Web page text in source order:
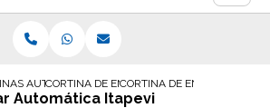
AUTOMATICAS
CORTINA DE ENROLAR AUTOMATICA
CORTINA DE ENROLAR
Automática Itapevi